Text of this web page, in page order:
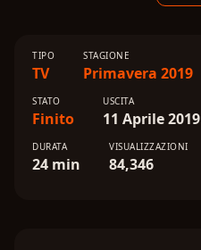
TIPO
TV
STAGIONE
Primavera 2019
STATO
Finito
USCITA
11 Aprile 2019
DURATA
24 min
VISUALIZZAZIONI
84,346